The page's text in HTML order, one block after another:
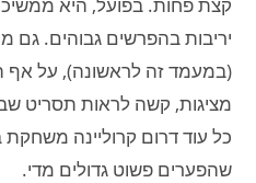
(במעמד זה לראשונה), על אף
מציגות, קשה לראות תסריט
כל עוד דרום קרוליינה
שהפערים פשוט גדולים מדי.